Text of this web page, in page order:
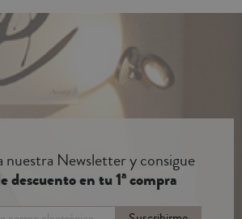
nuestra Newsletter y consigue
descuento en tu 1ª compra